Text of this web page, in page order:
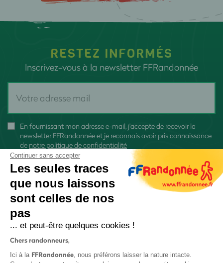
RESTEZ INFORMÉS
Inscrivez-vous à la newsletter FFRandonnée
En fournissant mon adresse e-mail, j'accepte de recevoir la
newsletter FFRandonnée et je reconnais avoir pris connaissance
de notre politique de confidentialité
Continuer sans accepter
Les seules traces
que nous laissons
sont celles de nos
pas
... et peut-être quelques cookies !
Chers randonneurs,
Ici à la FFRandonnée, nous préférons laisser la nature intacte.